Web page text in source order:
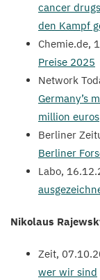
cancer
den Kampf
Chemie​.de,
Preise 2025
Network
Germany’s
million euros
Berliner
Berliner
Labo, 16.12.
Nikolaus
Zeit, 07.10.
wer wir sind